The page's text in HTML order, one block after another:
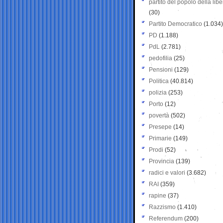
partito del popolo della
(30)
Partito Democratico (1.034)
PD (1.188)
PdL (2.781)
pedofilia (25)
Pensioni (129)
Politica (40.814)
polizia (253)
Porto (12)
povertà (502)
Presepe (14)
Primarie (149)
Prodi (52)
Provincia (139)
radici e valori (3.682)
RAI (359)
rapine (37)
Razzismo (1.410)
Referendum (200)